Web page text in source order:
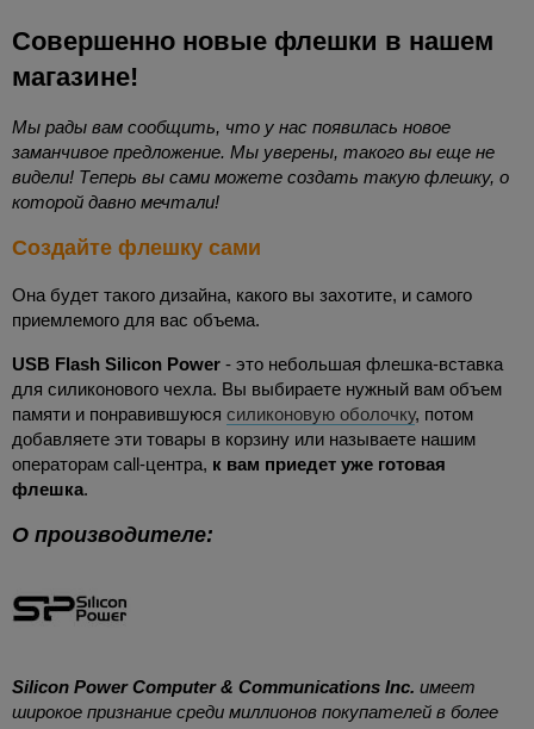
Совершенно новые флешки в нашем
магазине!
Мы рады вам сообщить, что у нас появилась новое
заманчивое предложение. Мы уверены, такого вы еще не
видели! Теперь вы сами можете создать такую флешку, о
которой давно мечтали!
Создайте флешку сами
Она будет такого дизайна, какого вы захотите, и самого
приемлемого для вас объема.
USB Flash Silicon Power - это небольшая флешка-вставка
для силиконового чехла. Вы выбираете нужный вам объем
памяти и понравившуюся силиконовую оболочку, потом
добавляете эти товары в корзину или называете нашим
операторам call-центра, к вам приедет уже готовая
флешка.
О производителе:
Silicon Power Computer & Communications Inc. имеет
широкое признание среди миллионов покупателей в более